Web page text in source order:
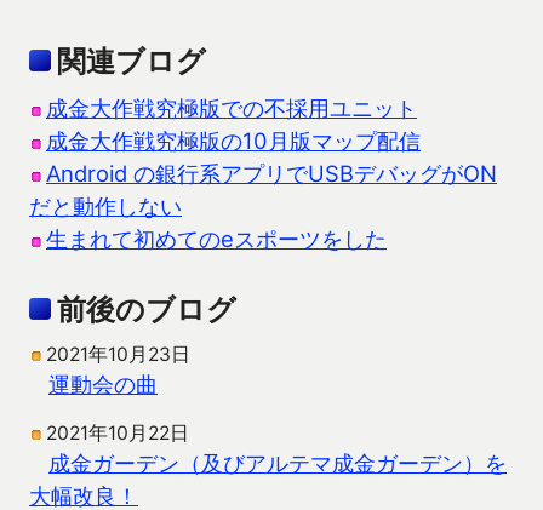
関連ブログ
成金大作戦究極版での不採用ユニット
成金大作戦究極版の10月版マップ配信
Android の銀行系アプリでUSBデバッグがON
だと動作しない
生まれて初めてのeスポーツをした
前後のブログ
2021年10月23日
運動会の曲
2021年10月22日
成金ガーデン（及びアルテマ成金ガーデン）を
大幅改良！